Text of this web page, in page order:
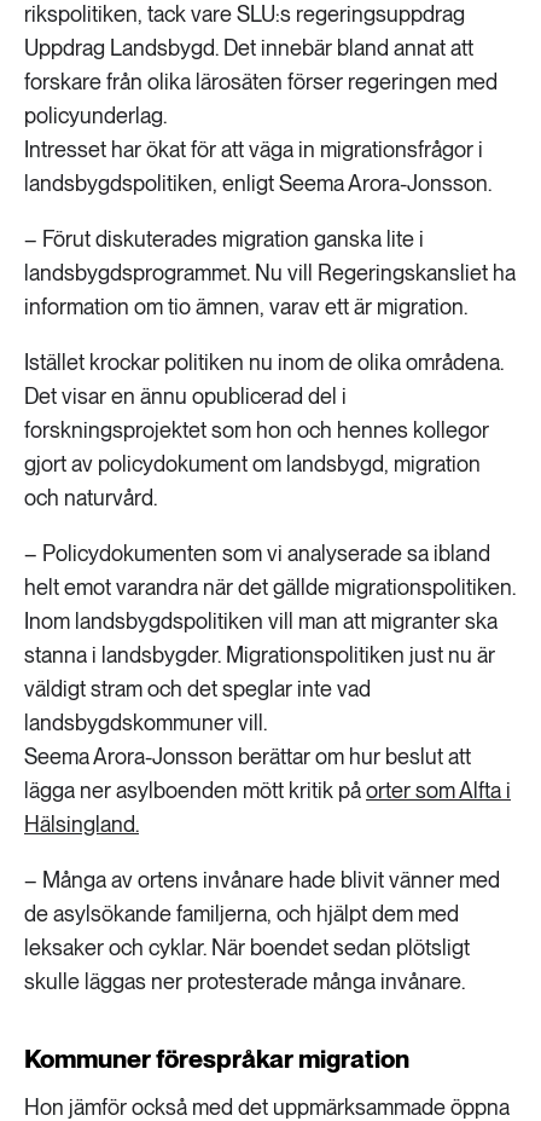
rikspolitiken, tack vare SLU:s regeringsuppdrag
Uppdrag Landsbygd. Det innebär bland annat att
forskare från olika lärosäten förser regeringen med
policyunderlag.
Intresset har ökat för att väga in migrationsfrågor i
landsbygdspolitiken, enligt Seema Arora-Jonsson.
– Förut diskuterades migration ganska lite i
landsbygdsprogrammet. Nu vill Regeringskansliet ha
information om tio ämnen, varav ett är migration.
Istället krockar politiken nu inom de olika områdena.
Det visar en ännu opublicerad del i
forskningsprojektet som hon och hennes kollegor
gjort av policydokument om landsbygd, migration
och naturvård.
– Policydokumenten som vi analyserade sa ibland
helt emot varandra när det gällde migrationspolitiken.
Inom landsbygdspolitiken vill man att migranter ska
stanna i landsbygder. Migrationspolitiken just nu är
väldigt stram och det speglar inte vad
landsbygdskommuner vill.
Seema Arora-Jonsson berättar om hur beslut att
lägga ner asylboenden mött kritik påorter som Alfta i
Hälsingland.
– Många av ortens invånare hade blivit vänner med
de asylsökande familjerna, och hjälpt dem med
leksaker och cyklar. När boendet sedan plötsligt
skulle läggas ner protesterade många invånare.
Kommuner förespråkar migration
Hon jämför också med det uppmärksammade öppna